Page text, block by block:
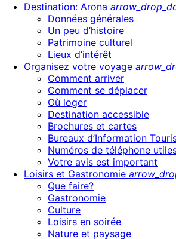
Destination: Arona
Données générales
Un peu d’histoire
Patrimoine culturel
Lieux d’intérêt
Organisez votre voyage
Comment arriver
Comment se déplacer
Où loger
Destination accessible
Brochures et cartes
Bureaux d’Information
Numéros de téléphone
Votre avis est important
Loisirs et Gastronomie
Que faire?
Gastronomie
Culture
Loisirs en soirée
Nature et paysage